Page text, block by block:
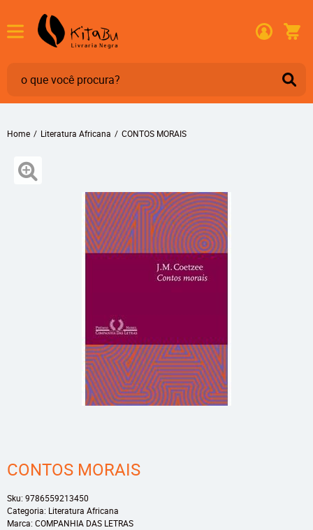
Home Literatura Africana CONTOS MORAIS
CONTOS MORAIS
Sku: 9786559213450
Categoria: Literatura Africana
Marca: COMPANHIA DAS LETRAS